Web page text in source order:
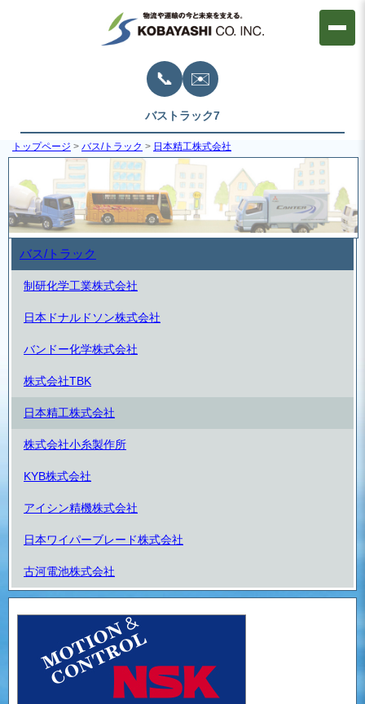
📞 ✉️
バストラック7
日本精工(NSK) ベアリング
トップページ > バス/トラック > 日本精工株式会社
バス/トラック
制研化学工業株式会社
日本ドナルドソン株式会社
バンドー化学株式会社
株式会社TBK
日本精工株式会社
株式会社小糸製作所
KYB株式会社
アイシン精機株式会社
日本ワイパーブレード株式会社
古河電池株式会社